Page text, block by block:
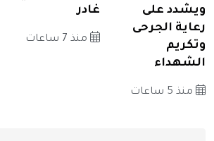
ويشدد على
رعاية الجرحى
وتكريم
الشهداء
منذ 5 ساعات
غادر
منذ 7 ساعات